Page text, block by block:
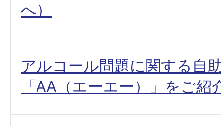
へ）
アルコール問題に関する自
「AA（エーエー）」をご紹